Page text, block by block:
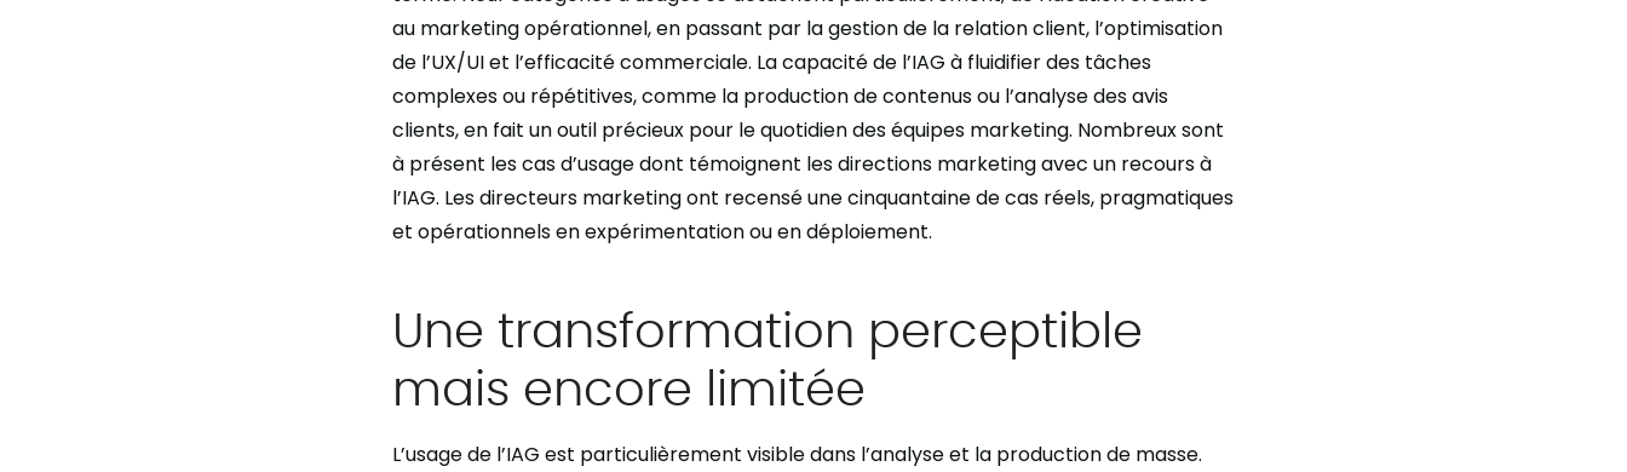
au marketing opérationnel, en passant par la gestion de la relation client, l’optimisation
de l’UX/UI et l’efficacité commerciale. La capacité de l’IAG à fluidifier des tâches
complexes ou répétitives, comme la production de contenus ou l’analyse des avis
clients, en fait un outil précieux pour le quotidien des équipes marketing. Nombreux sont
à présent les cas d’usage dont témoignent les directions marketing avec un recours à
l’IAG. Les directeurs marketing ont recensé une cinquantaine de cas réels, pragmatiques
et opérationnels en expérimentation ou en déploiement.
Une transformation perceptible
mais encore limitée
L’usage de l’IAG est particulièrement visible dans l’analyse et la production de masse.